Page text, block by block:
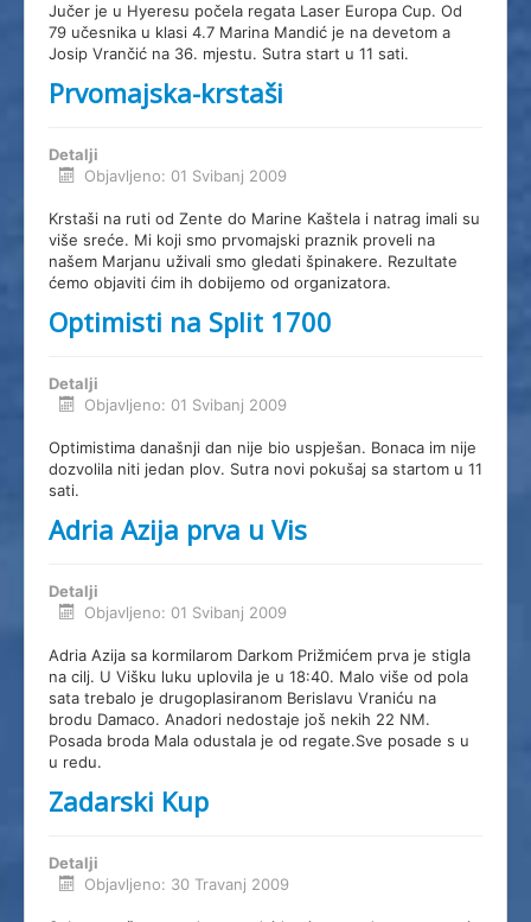
Jučer je u Hyeresu počela regata Laser Europa Cup. Od
79 učesnika u klasi 4.7 Marina Mandić je na devetom a
Josip Vrančić na 36. mjestu. Sutra start u 11 sati.
Prvomajska-krstaši
Detalji
Objavljeno: 01 Svibanj 2009
Krstaši na ruti od Zente do Marine Kaštela i natrag imali su
više sreće. Mi koji smo prvomajski praznik proveli na
našem Marjanu uživali smo gledati špinakere. Rezultate
ćemo objaviti ćim ih dobijemo od organizatora.
Optimisti na Split 1700
Detalji
Objavljeno: 01 Svibanj 2009
Optimistima današnji dan nije bio uspješan. Bonaca im nije
dozvolila niti jedan plov. Sutra novi pokušaj sa startom u 11
sati.
Adria Azija prva u Vis
Detalji
Objavljeno: 01 Svibanj 2009
Adria Azija sa kormilarom Darkom Prižmićem prva je stigla
na cilj. U Višku luku uplovila je u 18:40. Malo više od pola
sata trebalo je drugoplasiranom Berislavu Vraniću na
brodu Damaco. Anadori nedostaje još nekih 22 NM.
Posada broda Mala odustala je od regate.Sve posade s u
u redu.
Zadarski Kup
Detalji
Objavljeno: 30 Travanj 2009